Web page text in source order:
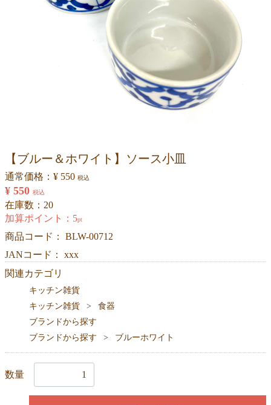
【ブルー＆ホワイト】ソース小皿
通常価格： ¥ 550 税込
¥ 550 税込
在庫数：20
加算ポイント： 5pt
商品コード： BLW-00712
JANコード： xxx
関連カテゴリ
キッチン雑貨
キッチン雑貨
食器
ブランドから探す
ブランドから探す
ブルーホワイト
数量